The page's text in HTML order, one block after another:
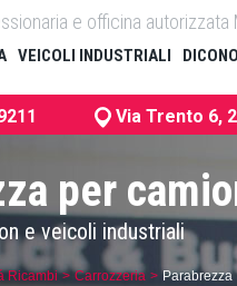
e officina autorizzata
VEICOLI INDUSTRIALI
Via Trento 6,
per
e veicoli industriali
Ricambi Carrozzeria Parabrezza